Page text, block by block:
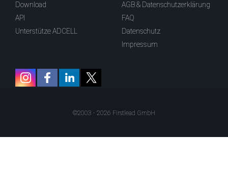
Download
API
Unterstütze ADCELL
AGB & Datenschutzerklärung
FAQ
Datenschutz
Impressum
©2003 - 2026 Firstlead GmbH